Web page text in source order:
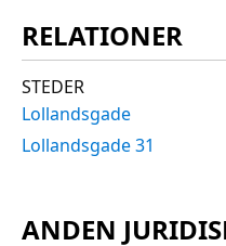
RELATIONER
STEDER
Lollandsgade
Lollandsgade 31
ANDEN